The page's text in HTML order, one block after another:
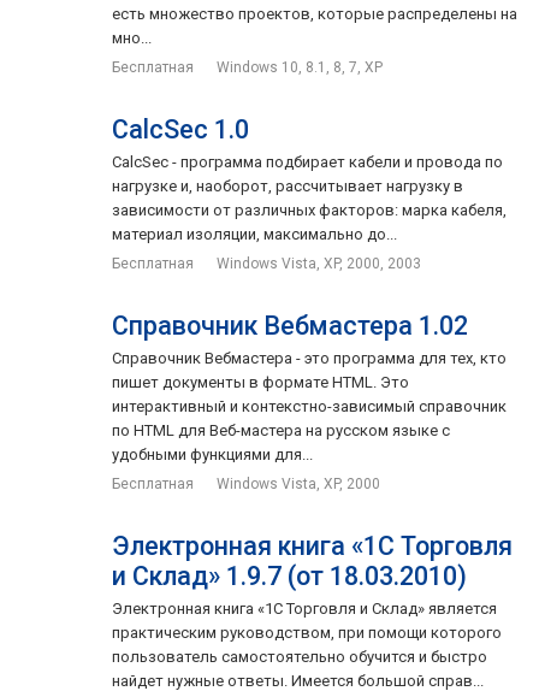
есть множество проектов, которые распределены на
мно...
Бесплатная Windows 10, 8.1, 8, 7, XP
CalcSec 1.0
CalcSec - программа подбирает кабели и провода по
нагрузке и, наоборот, рассчитывает нагрузку в
зависимости от различных факторов: марка кабеля,
материал изоляции, максимально до...
Бесплатная Windows Vista, XP, 2000, 2003
Справочник Вебмастера 1.02
Справочник Вебмастера - это программа для тех, кто
пишет документы в формате HTML. Это
интерактивный и контекстно-зависимый справочник
по HTML для Веб-мастера на русском языке с
удобными функциями для...
Бесплатная Windows Vista, XP, 2000
Электронная книга «1С Торговля
и Склад» 1.9.7 (от 18.03.2010)
Электронная книга «1С Торговля и Склад» является
практическим руководством, при помощи которого
пользователь самостоятельно обучится и быстро
найдет нужные ответы. Имеется большой справ...